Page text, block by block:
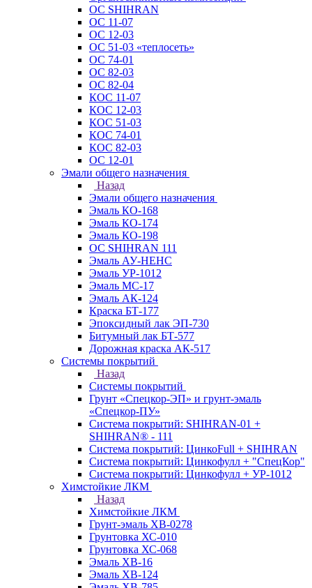
ОС SHIHRAN
ОС 11-07
ОС 12-03
ОС 51-03 «теплосеть»
ОС 74-01
ОС 82-03
ОС 82-04
КОС 11-07
КОС 12-03
КОС 51-03
КОС 74-01
КОС 82-03
ОС 12-01
Эмали общего назначения
Назад
Эмали общего назначения
Эмаль КО-168
Эмаль КО-174
Эмаль КО-198
ОС SHIHRAN 111
Эмаль АУ-НЕНС
Эмаль УР-1012
Эмаль МС-17
Эмаль АК-124
Краска БТ-177
Эпоксидный лак ЭП-730
Битумный лак БТ-577
Дорожная краска АК-517
Системы покрытий
Назад
Системы покрытий
Грунт «Спецкор-ЭП» и грунт-эмаль
«Спецкор-ПУ»
Система покрытий: SHIHRAN-01 +
SHIHRAN® - 111
Система покрытий: ЦинкоFull + SHIHRAN
Система покрытий: Цинкофулл + "СпецКор"
Система покрытий: Цинкофулл + УР-1012
Химстойкие ЛКМ
Назад
Химстойкие ЛКМ
Грунт-эмаль ХВ-0278
Грунтовка ХС-010
Грунтовка ХС-068
Эмаль ХВ-16
Эмаль ХВ-124